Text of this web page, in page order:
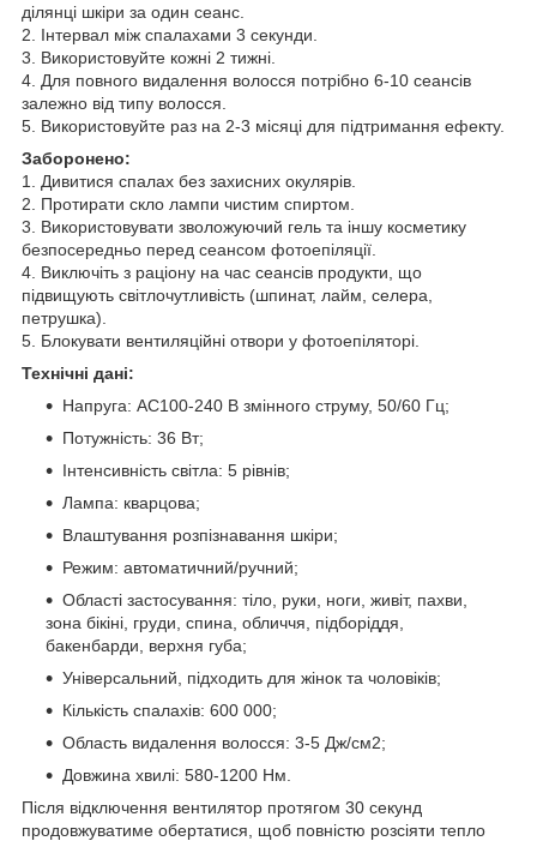
ділянці шкіри за один сеанс.
2. Інтервал між спалахами 3 секунди.
3. Використовуйте кожні 2 тижні.
4. Для повного видалення волосся потрібно 6-10 сеансів
залежно від типу волосся.
5. Використовуйте раз на 2-3 місяці для підтримання ефекту.
Заборонено:
1. Дивитися спалах без захисних окулярів.
2. Протирати скло лампи чистим спиртом.
3. Використовувати зволожуючий гель та іншу косметику
безпосередньо перед сеансом фотоепіляції.
4. Виключіть з раціону на час сеансів продукти, що
підвищують світлочутливість (шпинат, лайм, селера,
петрушка).
5. Блокувати вентиляційні отвори у фотоепіляторі.
Технічні дані:
Напруга: AC100-240 В змінного струму, 50/60 Гц;
Потужність: 36 Вт;
Інтенсивність світла: 5 рівнів;
Лампа: кварцова;
Влаштування розпізнавання шкіри;
Режим: автоматичний/ручний;
Області застосування: тіло, руки, ноги, живіт, пахви,
зона бікіні, груди, спина, обличчя, підборіддя,
бакенбарди, верхня губа;
Універсальний, підходить для жінок та чоловіків;
Кількість спалахів: 600 000;
Область видалення волосся: 3-5 Дж/см2;
Довжина хвилі: 580-1200 Hм.
Після відключення вентилятор протягом 30 секунд
продовжуватиме обертатися, щоб повністю розсіяти тепло